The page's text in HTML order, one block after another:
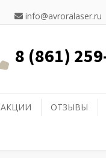
info@avroralaser.ru
8 (861)
АКЦИИ ОТЗЫВЫ